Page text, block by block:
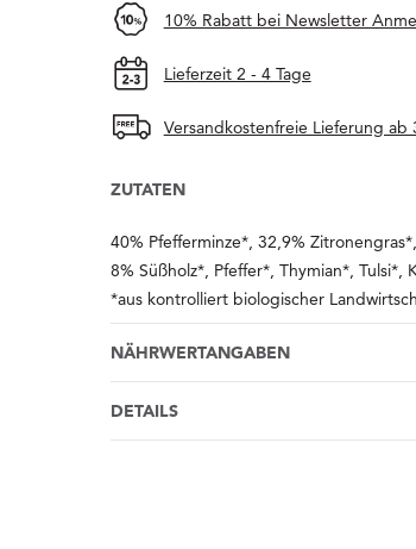
10% Rabatt bei Newsletter
Lieferzeit 2 - 4 Tage
Versandkostenfreie Lieferung ab
ZUTATEN
40% Pfefferminze*, 32,9%
8% Süßholz*, Pfeffer*, Thymian*, Tulsi*,
*aus kontrolliert biologischer
NÄHRWERTANGABEN
DETAILS